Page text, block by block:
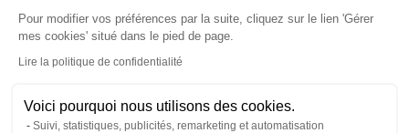
Pour modifier vos préférences par la suite, cliquez sur le lien 'Gérer
mes cookies' situé dans le pied de page.
Lire la politique de confidentialité
Voici pourquoi nous utilisons des cookies.
Suivi, statistiques, publicités, remarketing et automatisation
Axeptio consent
Ces produits peuvent vous
intéresser